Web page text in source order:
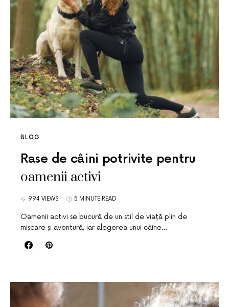
BLOG
Rase de câini potrivite pentru
oamenii activi
994 VIEWS 5 MINUTE READ
Oamenii activi se bucură de un stil de viață plin de
mișcare și aventură, iar alegerea unui câine…